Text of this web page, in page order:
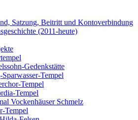
Satzung, Beitritt und Kontoverbindung
(2011-heute)
Gedenkstätte
Sparwasser-Tempel
Tempel
Tempel
Vockenhäuser Schmelz
Tempel